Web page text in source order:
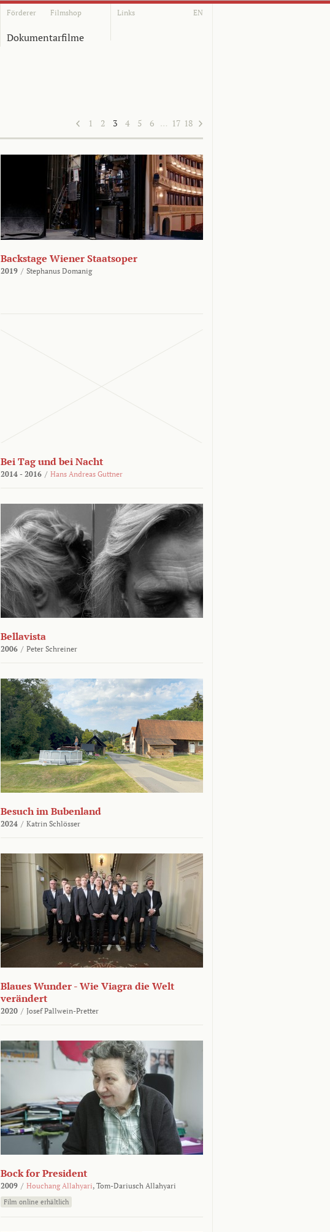
Förderer Filmshop Links EN
Dokumentarfilme
1 2 3 4 5 6 … 17 18
Backstage Wiener Staatsoper
2019 / Stephanus Domanig
Bei Tag und bei Nacht
2014 - 2016 / Hans Andreas Guttner
Bellavista
2006 / Peter Schreiner
Besuch im Bubenland
2024 / Katrin Schlösser
Blaues Wunder - Wie Viagra die Welt
verändert
2020 / Josef Pallwein-Pretter
Bock for President
2009 / Houchang Allahyari, Tom-Dariusch Allahyari
Film online erhältlich